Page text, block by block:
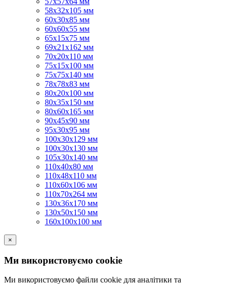
58х32х105 мм
60х30х85 мм
60х60х55 мм
65х15х75 мм
69х21х162 мм
70х20х110 мм
75х15х100 мм
75х75х140 мм
78х78х83 мм
80х20х100 мм
80х35х150 мм
80х60х165 мм
90х45х90 мм
95х30х95 мм
100х30х129 мм
100х30х130 мм
105х30х140 мм
110х40х80 мм
110х48х110 мм
110х60х106 мм
110х70х264 мм
130х36х170 мм
130х50х150 мм
160х100х100 мм
×
Ми використовуємо cookie
Ми використовуємо файли cookie для аналітики та